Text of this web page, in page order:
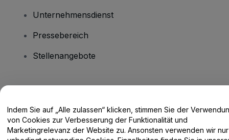
Unternehmensdienst
Pressebereich
Stellenangebote
Hilfe-Center / Kontakt
Indem Sie auf „Alle zulassen“ klicken, stimmen Sie der
von Cookies zur Verbesserung der Funktionalität und
Marketingrelevanz der Website zu. Ansonsten verwenden wir nur